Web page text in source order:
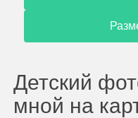
Детский
мной на